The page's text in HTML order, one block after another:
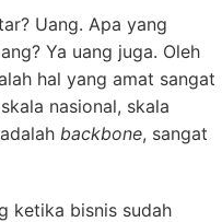
Uang. Apa yang
Ya uang juga. Oleh
hal yang amat sangat
nasional, skala
backbone, sangat
ketika bisnis sudah